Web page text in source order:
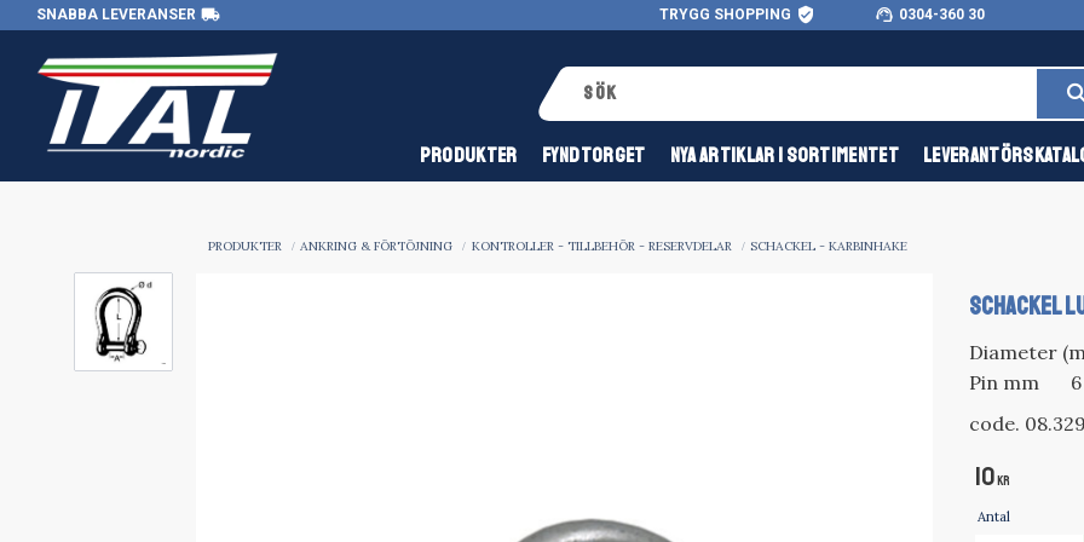
SNABBA LEVERANSER local_shipping TRYGG SHOPPING verified_user support_agent 0304-360 30
PRODUKTER FYNDTORGET NYA ARTIKLAR I SORTIMENTET
PRODUKTER ANKRING & FÖRTÖJNING KONTROLLER - TILLBEHÖR - RESERVDELAR SCHACKEL - KARBINHAKE
SCHACKEL
Diameter
Pin mm
6
code.
10KR
Antal